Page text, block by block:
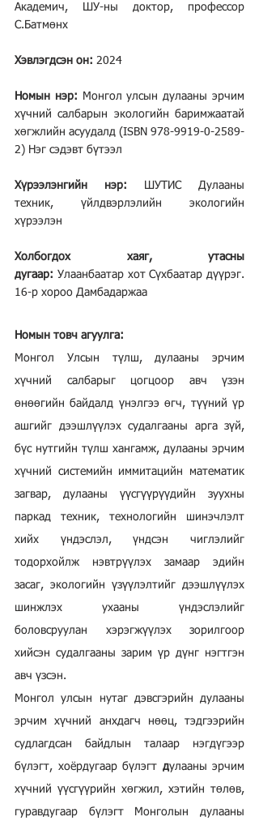
Академич, ШУ-ны доктор, профессор
С.Батмөнх
Хэвлэгдсэн он: 2024
Номын нэр: Монгол улсын дулааны эрчим
хүчний салбарын экологийн баримжаатай
хөгжлийн асуудалд (ISBN 978-9919-0-2589-
2) Нэг сэдэвт бүтээл
Хүрээлэнгийн нэр: ШУТИС Дулааны
техник, үйлдвэрлэлийн экологийн
хүрээлэн
Холбогдох хаяг, утасны
дугаар: Улаанбаатар хот Сүхбаатар дүүрэг.
16-р хороо Дамбадаржаа
Номын товч агуулга:
Монгол Улсын түлш, дулааны эрчим
хүчний салбарыг цогцоор авч үзэн
өнөөгийн байдалд үнэлгээ өгч, түүний үр
ашгийг дээшлүүлэх судалгааны арга зүй,
бүс нутгийн түлш хангамж, дулааны эрчим
хүчний системийн иммитацийн математик
загвар, дулааны үүсгүүрүүдийн зуухны
паркад техник, технологийн шинэчлэлт
хийх үндэслэл, үндсэн чиглэлийг
тодорхойлж нэвтрүүлэх замаар эдийн
засаг, экологийн үзүүлэлтийг дээшлүүлэх
шинжлэх ухааны үндэслэлийг
боловсруулан хэрэгжүүлэх зорилгоор
хийсэн судалгааны зарим үр дүнг нэгтгэн
авч үзсэн.
Монгол улсын нутаг дэвсгэрийн дулааны
эрчим хүчний анхдагч нөөц, тэдгээрийн
судлагдсан байдлын талаар нэгдүгээр
бүлэгт, хоёрдугаар бүлэгт дулааны эрчим
хүчний үүсгүүрийн хөгжил, хэтийн төлөв,
гуравдугаар бүлэгт Монголын дулааны